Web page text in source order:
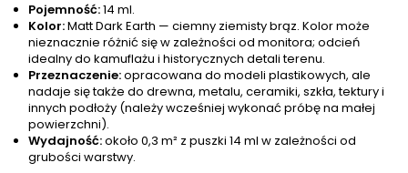
Pojemność:14 ml.
Kolor:Matt Dark Earth — ciemny ziemisty brąz. Kolor może
nieznacznie różnić się w zależności od monitora; odcień
idealny do kamuflażu i historycznych detali terenu.
Przeznaczenie:opracowana do modeli plastikowych, ale
nadaje się także do drewna, metalu, ceramiki, szkła, tektury i
innych podłoży (należy wcześniej wykonać próbę na małej
powierzchni).
Wydajność:około 0,3 m² z puszki 14 ml w zależności od
grubości warstwy.